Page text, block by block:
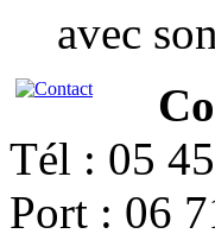
avec
Tél : 05
Port : 06